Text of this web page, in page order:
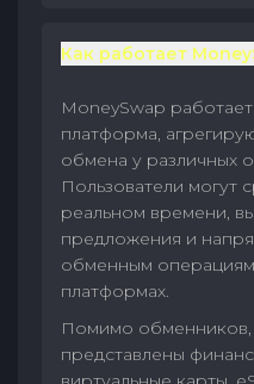
Как работает
MoneySwap
платформа,
обмена у различных
Пользователи могут
реальном времени,
предложения и
обменным
платформах.
Помимо
представлены